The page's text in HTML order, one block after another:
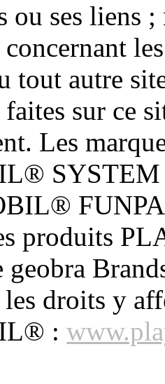
ses liens ;
tout autre
sur ce
Les
produits
geobra
les droits y
: